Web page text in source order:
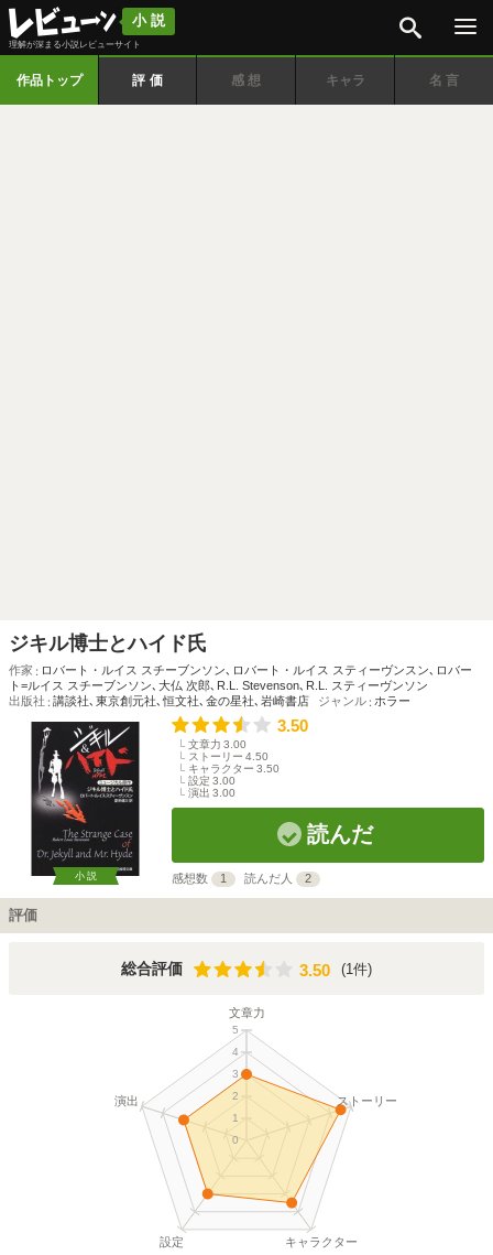
小説
理解が深まる小説レビューサイト
作品トップ 評価 感想 キャラ 名言
ジキル博士とハイド氏
作家 ロバート・ルイス スチーブンソン､ ロバート・ルイス スティーヴンスン､ ロバー
ト=ルイス スチーブンソン､ 大仏 次郎､ R.L. Stevenson､ R.L. スティーヴンソン
出版社
講談社､ 東京創元社､恒文社､ 金の星社､ 岩崎書店 ジャンル ホラー
小説
3.50
文章力 3.00
ストーリー 4.50
キャラクター 3.50
設定 3.00
演出 3.00
読んだ
感想数 1 読んだ人 2
評価
総合評価 3.50
3.50 (1件)
文章力
ストーリー
キャラクター
設定
演出
0
1
2
3
4
5